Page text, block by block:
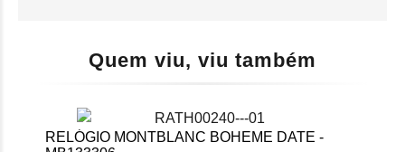
Quem viu, viu também
BOHEME DATE -
RELÓGIO TAG HEUER